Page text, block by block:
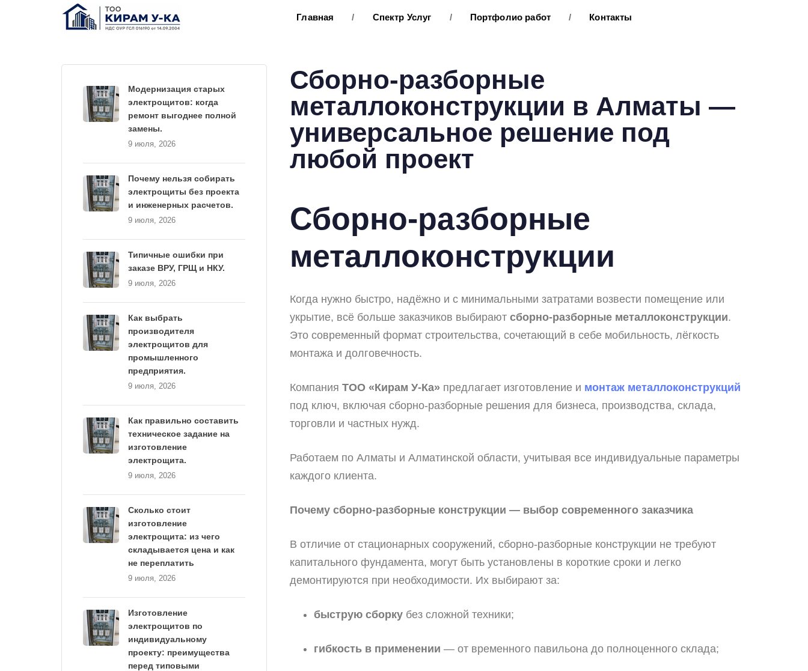
Главная / Спектр Услуг / Портфолио работ / Контакты
Сборно-разборные
металлоконструкции в Алматы —
универсальное решение под
любой проект
Сборно-разборные
металлоконструкции
Когда нужно быстро, надёжно и с минимальными затратами возвести помещение или
укрытие, всё больше заказчиков выбирают сборно-разборные металлоконструкции.
Это современный формат строительства, сочетающий в себе мобильность, лёгкость
монтажа и долговечность.
Компания ТОО «Кирам У-Ка» предлагает изготовление и монтаж металлоконструкций
под ключ, включая сборно-разборные решения для бизнеса, производства, склада,
торговли и частных нужд.
Работаем по Алматы и Алматинской области, учитывая все индивидуальные параметры
каждого клиента.
Почему сборно-разборные конструкции — выбор современного заказчика
В отличие от стационарных сооружений, сборно-разборные конструкции не требуют
капитального фундамента, могут быть установлены в короткие сроки и легко
демонтируются при необходимости. Их выбирают за:
быструю сборку без сложной техники;
гибкость в применении — от временного павильона до полноценного склада;
Модернизация старых
электрощитов: когда
ремонт выгоднее полной
замены.
9 июля, 2026
Почему нельзя собирать
электрощиты без проекта
и инженерных расчетов.
9 июля, 2026
Типичные ошибки при
заказе ВРУ, ГРЩ и НКУ.
9 июля, 2026
Как выбрать
производителя
электрощитов для
промышленного
предприятия.
9 июля, 2026
Как правильно составить
техническое задание на
изготовление
электрощита.
9 июля, 2026
Сколько стоит
изготовление
электрощита: из чего
складывается цена и как
не переплатить
9 июля, 2026
Изготовление
электрощитов по
индивидуальному
проекту: преимущества
перед типовыми